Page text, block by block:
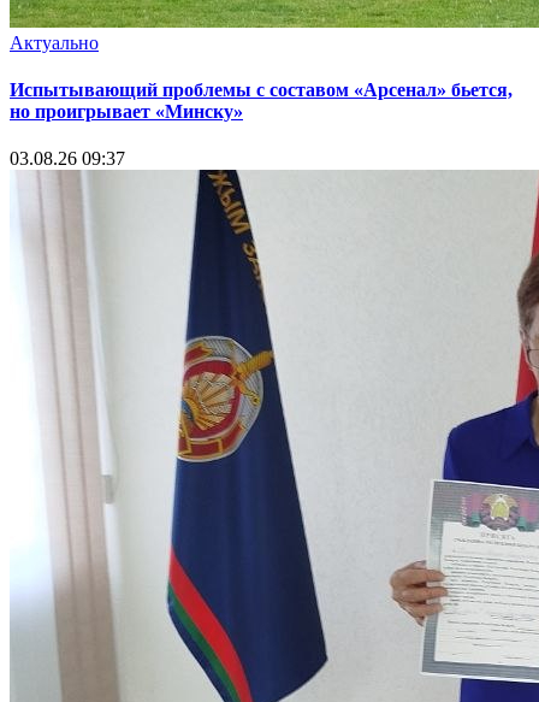
Актуально
Испытывающий проблемы с составом «Арсенал» бьется,
но проигрывает «Минску»
03.08.26 09:37